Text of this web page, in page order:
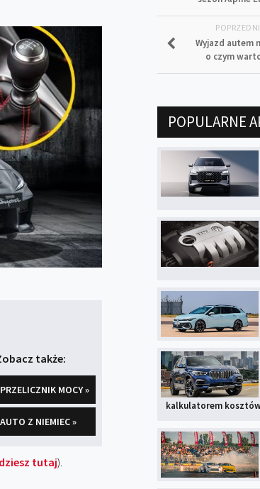
także:
PRZELICZNIK MOCY »
AUTO Z NIEMIEC »
tutaj).
Wyjazd autem
o czym
POPULARNE
kalkulatorem